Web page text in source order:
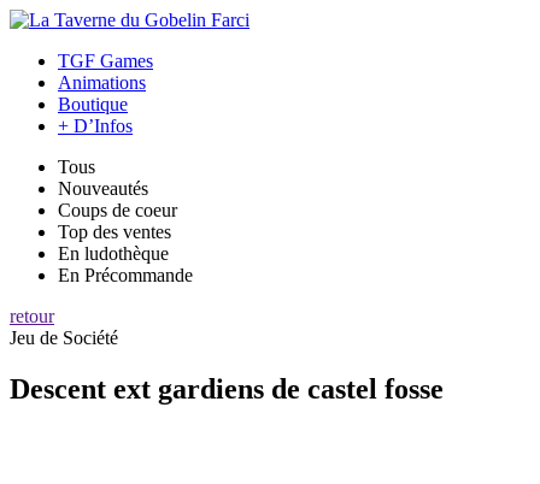
TGF Games
Animations
Boutique
+ D’Infos
Tous
Nouveautés
Coups de coeur
Top des ventes
En ludothèque
En Précommande
retour
Jeu de Société
Descent ext gardiens de castel fosse